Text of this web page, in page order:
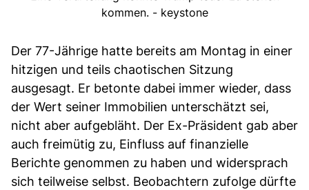
kommen. - keystone
Der 77-Jährige hatte bereits am Montag in einer
hitzigen und teils chaotischen Sitzung
ausgesagt. Er betonte dabei immer wieder, dass
der Wert seiner Immobilien unterschätzt sei,
nicht aber aufgebläht. Der Ex-Präsident gab aber
auch freimütig zu, Einfluss auf finanzielle
Berichte genommen zu haben und widersprach
sich teilweise selbst. Beobachtern zufolge dürfte